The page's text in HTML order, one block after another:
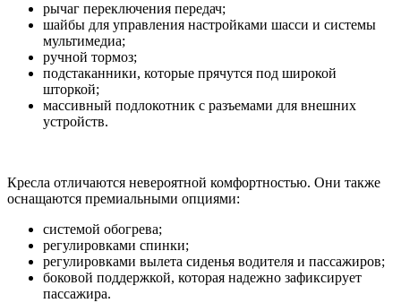
рычаг переключения передач;
шайбы для управления настройками шасси и системы
мультимедиа;
ручной тормоз;
подстаканники, которые прячутся под широкой
шторкой;
массивный подлокотник с разъемами для внешних
устройств.
Кресла отличаются невероятной комфортностью. Они также
оснащаются премиальными опциями:
системой обогрева;
регулировками спинки;
регулировками вылета сиденья водителя и пассажиров;
боковой поддержкой, которая надежно зафиксирует
пассажира.